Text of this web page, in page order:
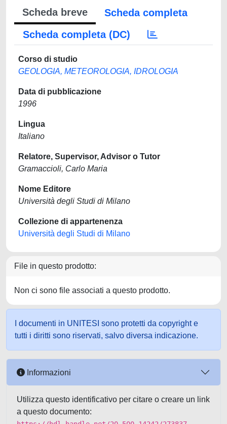
Scheda breve
Scheda completa
Scheda completa (DC)
Corso di studio
GEOLOGIA, METEOROLOGIA, IDROLOGIA
Data di pubblicazione
1996
Lingua
Italiano
Relatore, Supervisor, Advisor o Tutor
Gramaccioli, Carlo Maria
Nome Editore
Università degli Studi di Milano
Collezione di appartenenza
Università degli Studi di Milano
File in questo prodotto:
Non ci sono file associati a questo prodotto.
I documenti in UNITESI sono protetti da copyright e
tutti i diritti sono riservati, salvo diversa indicazione.
Informazioni
Utilizza questo identificativo per citare o creare un link
a questo documento: